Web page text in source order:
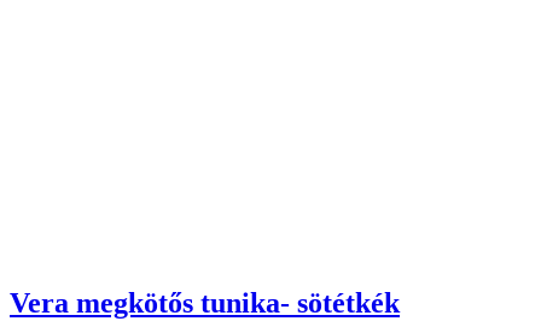
Vera megkötős tunika- sötétkék